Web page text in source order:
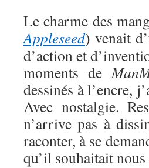
Le charme des
Appleseed) venait
d’action et
moments de
dessinés à l’encre,
Avec nostalgie.
n’arrive pas à
raconter, à se
qu’il souhaitait nous